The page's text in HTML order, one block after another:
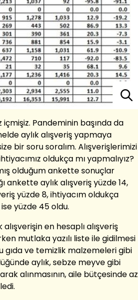
Pandeminin başında da
aylık alışveriş yapmaya
bir soru soralım. Alışverişlerimizi
oldukça mı yapmalıyız?
olduğum ankette sonuçlar
ankette aylık alışveriş yüzde 14,
yüzde 8, ihtiyacım oldukça
yüzde 45 oldu.
en hesaplı alışveriş
mutlaka yazılı liste ile gidilmesi
gıda ve temizlik malzemeleri gibi
aylık, sebze meyve gibi
alınmasının, aile bütçesinde az